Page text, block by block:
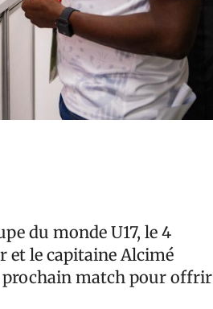
du monde U17, le 4
et le capitaine Alcimé
prochain match pour offrir